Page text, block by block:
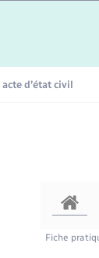
d’état civil
Fiche